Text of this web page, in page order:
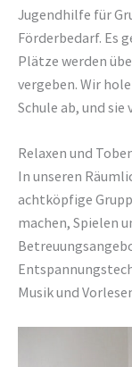
Jugendhilfe für
Förderbedarf. Es
Plätze werden
vergeben. Wir
Schule ab, und
Relaxen und
In unseren
achtköpfige
machen, Spielen
Musik und